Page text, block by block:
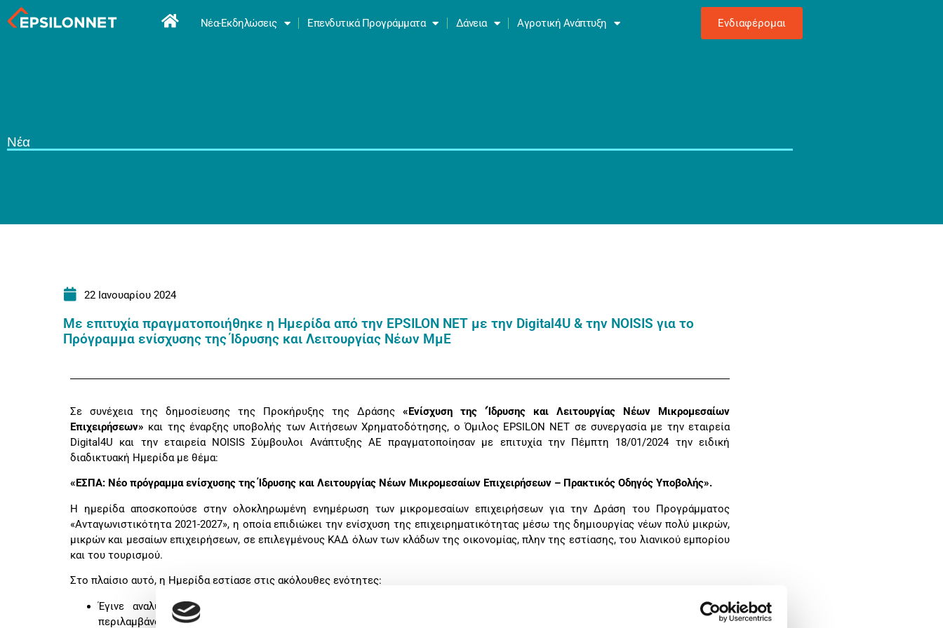
Νέα-Εκδηλώσεις Επενδυτικά Προγράμματα Δάνεια Αγροτική Ανάπτυξη Ενδιαφέρομαι
Νέα
22 Ιανουαρίου 2024
Με επιτυχία πραγματοποιήθηκε η Ημερίδα από την EPSILON NET με την Digital4U & την NOISIS για το
Πρόγραμμα ενίσχυσης της Ίδρυσης και Λειτουργίας Νέων ΜμΕ
Σε συνέχεια της δημοσίευσης της Προκήρυξης της Δράσης «Ενίσχυση της ‘Ίδρυσης και Λειτουργίας Νέων Μικρομεσαίων
Επιχειρήσεων» και της έναρξης υποβολής των Αιτήσεων Χρηματοδότησης, ο Όμιλος EPSILON NET σε συνεργασία με την εταιρεία
Digital4U και την εταιρεία NOISIS Σύμβουλοι Ανάπτυξης ΑΕ πραγματοποίησαν με επιτυχία την Πέμπτη 18/01/2024 την ειδική
διαδικτυακή Ημερίδα με θέμα:
«ΕΣΠΑ: Νέο πρόγραμμα ενίσχυσης της Ίδρυσης και Λειτουργίας Νέων Μικρομεσαίων Επιχειρήσεων – Πρακτικός Οδηγός Υποβολής».
Η ημερίδα αποσκοπούσε στην ολοκληρωμένη ενημέρωση των μικρομεσαίων επιχειρήσεων για την Δράση του Προγράμματος
«Ανταγωνιστικότητα 2021-2027», η οποία επιδιώκει την ενίσχυση της επιχειρηματικότητας μέσω της δημιουργίας νέων πολύ μικρών,
μικρών και μεσαίων επιχειρήσεων, σε επιλεγμένους ΚΑΔ όλων των κλάδων της οικονομίας, πλην της εστίασης, του λιανικού εμπορίου
και του τουρισμού.
Στο πλαίσιο αυτό, η Ημερίδα εστίασε στις ακόλουθες ενότητες:
Έγινε αναλυτική περιγραφή των βασικών σημείων, των προϋποθέσεων υπαγωγής και των επιλέξιμων δαπανών που
περιλαμβάνονται στην Δράση του Προγράμματος «Ανταγωνιστικότητα 2021-2027».